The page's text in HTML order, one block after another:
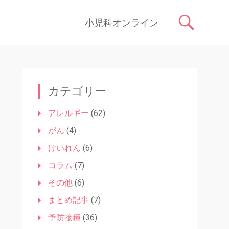
ン
ス
ッ
小児科オンライン
カテゴリー
アレルギー (62)
がん (4)
けいれん (6)
コラム (7)
その他(6)
まとめ記事(7)
予防接種(36)